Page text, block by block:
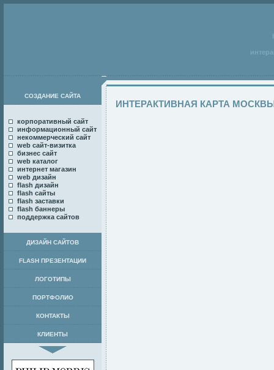
СОЗДАНИЕ САЙТА
корпоративный сайт
информационный сайт
некоммерческий сайт
web сайт-визитка
бизнес сайт
web каталог
интернет магазин
web дизайн
flash дизайн
flash сайты
flash заставки
flash баннеры
поддержка сайтов
ДИЗАЙН САЙТОВ
FLASH ПРЕЗЕНТАЦИИ
ЛОГОТИПЫ
ПОРТФОЛИО
КОНТАКТЫ
КЛИЕНТЫ
ИНТЕРАКТИВНАЯ КАРТА